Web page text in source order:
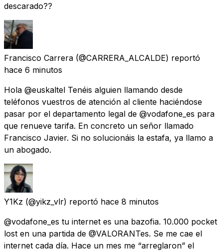
descarado??
Francisco Carrera (@CARRERA_ALCALDE) reportó
hace 6 minutos
Hola @euskaltel Tenéis alguien llamando desde
teléfonos vuestros de atención al cliente haciéndose
pasar por el departamento legal de @vodafone_es para
que renueve tarifa. En concreto un señor llamado
Francisco Javier. Si no solucionáis la estafa, ya llamo a
un abogado.
Y1Kz (@yikz_vlr) reportó hace 8 minutos
@vodafone_es tu internet es una bazofia. 10.000 pocket
lost en una partida de @VALORANTes. Se me cae el
internet cada día. Hace un mes me “arreglaron” el